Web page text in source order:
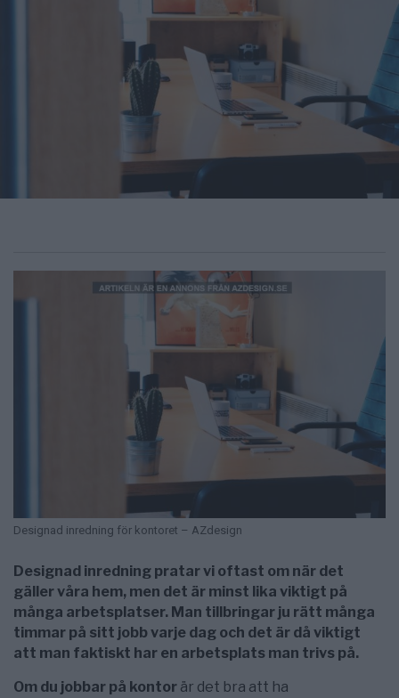
Designad inredning för kontoret – AZdesign
Designad inredning pratar vi oftast om när det
gäller våra hem, men det är minst lika viktigt på
många arbetsplatser. Man tillbringar ju rätt många
timmar på sitt jobb varje dag och det är då viktigt
att man faktiskt har en arbetsplats man trivs på.
Om du jobbar på kontor är det bra att ha